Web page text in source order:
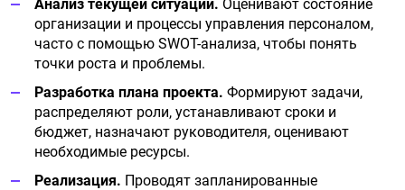
Анализ текущей ситуации. Оценивают состояние
организации и процессы управления персоналом,
часто с помощью SWOT-анализа, чтобы понять
точки роста и проблемы.
Разработка плана проекта. Формируют задачи,
распределяют роли, устанавливают сроки и
бюджет, назначают руководителя, оценивают
необходимые ресурсы.
Реализация. Проводят запланированные